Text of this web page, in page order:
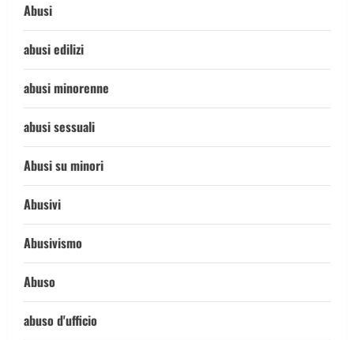
Abusi
abusi edilizi
abusi minorenne
abusi sessuali
Abusi su minori
Abusivi
Abusivismo
Abuso
abuso d'ufficio